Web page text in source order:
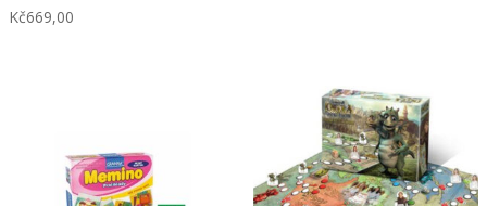
Kč669,00